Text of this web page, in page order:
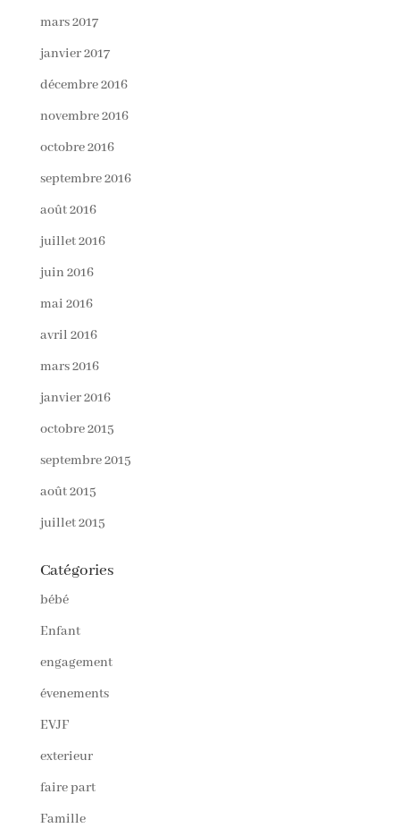
mars 2017
janvier 2017
décembre 2016
novembre 2016
octobre 2016
septembre 2016
août 2016
juillet 2016
juin 2016
mai 2016
avril 2016
mars 2016
janvier 2016
octobre 2015
septembre 2015
août 2015
juillet 2015
Catégories
bébé
Enfant
engagement
évenements
EVJF
exterieur
faire part
Famille